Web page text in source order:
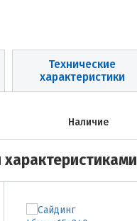
Технические
характеристики
Наличие